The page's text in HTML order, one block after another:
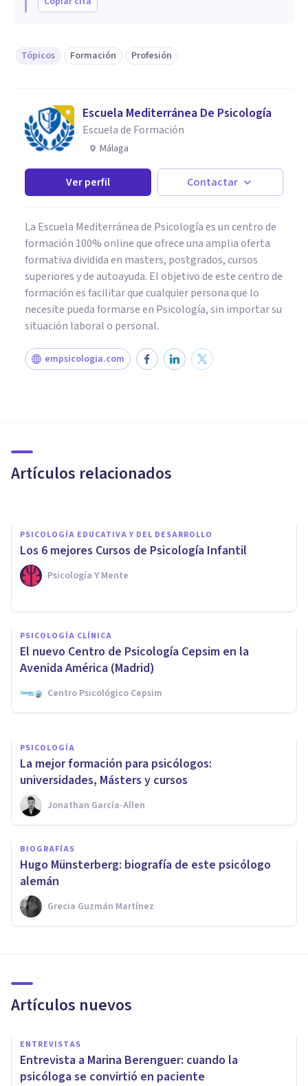
Tópicos Formación Profesión
Escuela Mediterránea De Psicología
Escuela de Formación
Málaga
Ver perfil Contactar
La Escuela Mediterránea de Psicología es un centro de
formación 100% online que ofrece una amplia oferta
formativa dividida en masters, postgrados, cursos
superiores y de autoayuda. El objetivo de este centro de
formación es facilitar que cualquier persona que lo
necesite pueda formarse en Psicología, sin importar su
situación laboral o personal.
empsicologia.com
Artículos relacionados
españoles
PSICOLOGÍA EDUCATIVA Y DEL DESARROLLO
Los 6 mejores Cursos de Psicología Infantil
Psicología Y Mente
PSICOLOGÍA CLÍNICA
El nuevo Centro de Psicología Cepsim en la
Avenida América (Madrid)
Centro Psicológico Cepsim
Oposiciones en Psicología:
tipos, requisitos y consejos
para prepararse
Oscar Castillero Mimenza
PSICOLOGÍA
La mejor formación para psicólogos:
universidades, Másters y cursos
Jonathan García-Allen
BIOGRAFÍAS
Hugo Münsterberg: biografía de este psicólogo
alemán
Grecia Guzmán Martínez
Artículos nuevos
ENTREVISTAS
Entrevista a Marina Berenguer: cuando la
psicóloga se convirtió en paciente